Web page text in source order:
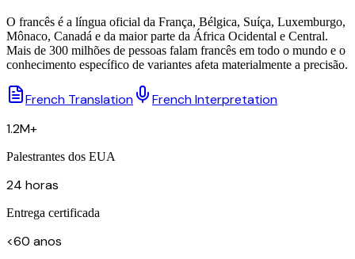
O francês é a língua oficial da França, Bélgica, Suíça, Luxemburgo,
Mônaco, Canadá e da maior parte da África Ocidental e Central.
Mais de 300 milhões de pessoas falam francês em todo o mundo e o
conhecimento específico de variantes afeta materialmente a precisão.
French Translation
French Interpretation
1.2M+
Palestrantes dos EUA
24 horas
Entrega certificada
<60 anos